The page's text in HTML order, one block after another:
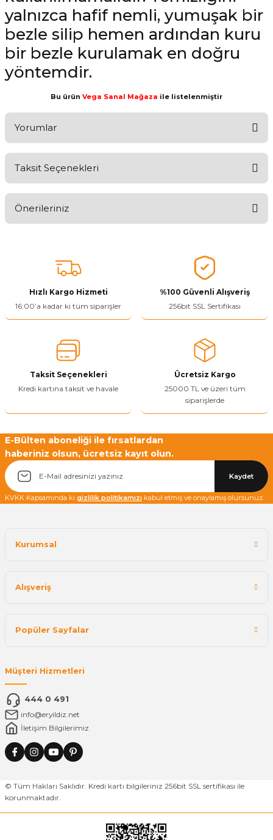
yalnızca hafif nemli, yumuşak bir
bezle silip hemen ardından kuru
bir bezle kurulamak en doğru
yöntemdir.
Bu ürün Vega Sanal Mağaza ile listelenmiştir
Yorumlar
Taksit Seçenekleri
Önerileriniz
tarafımıza iletebilirsiniz.
Görüş ve önerileriniz için teşekkür ederiz.
Ürün resmi kalitesiz, bozuk veya görüntülenemiyor.
Ürün bilgilerinde hatalar bulunuyor.
Ürün fiyatı diğer sitelerden daha pahalı.
Bu ürüne benzer farklı alternatifler olmalı.
Yetkiliye Gönder
Hızlı Kargo Hizmeti
16:00’a kadar ki tüm siparişler
%100 Güvenli Alışveriş
256bit SSL Sertifikası
Taksit Seçenekleri
Kredi kartına taksit ve havale
Ücretsiz Kargo
25000 TL ve üzeri tüm
siparişlerde
E-Bülten aboneliği ile fırsatlardan
haberiniz olsun, ücretsiz kayıt olun.
Kaydet
KVKK Kapsamında ki gizlilik politikamızı kabul etmiş ve onaylamış olursunuz.
Kurumsal
Alışveriş
Popüler Sayfalar
Müşteri Hizmetleri
444 0 491
info@eryildiz.net
İletişim Bilgilerimiz
© Tüm Hakları Saklıdır. Kredi kartı bilgileriniz 256bit SSL sertifikası ile
korunmaktadır.